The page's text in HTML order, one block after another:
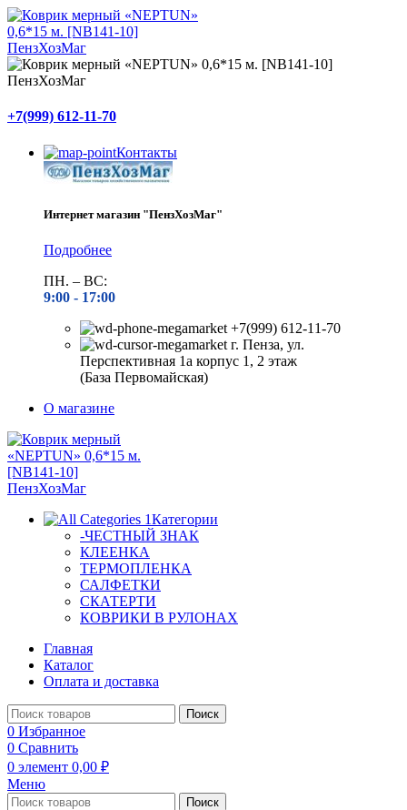
+7(999) 612-11-70
Контакты
Интернет магазин "ПензХозМаг"
Подробнее
ПН. – ВС:
9:00 - 17:00
+7(999) 612-11-70
г. Пенза, ул.
Перспективная 1а корпус 1, 2 этаж
(База Первомайская)
О магазине
Категории
-ЧЕСТНЫЙ ЗНАК
КЛЕЕНКА
ТЕРМОПЛЕНКА
САЛФЕТКИ
СКАТЕРТИ
КОВРИКИ В РУЛОНАХ
Главная
Каталог
Оплата и доставка
Поиск
0 Избранное
0 Сравнить
0 элемент 0,00 ₽
Меню
Поиск